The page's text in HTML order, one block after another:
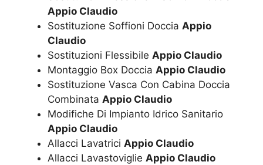
Appio Claudio
Sostituzione Soffioni Doccia Appio
Claudio
Sostituzioni Flessibile Appio Claudio
Montaggio Box Doccia Appio Claudio
Sostituzione Vasca Con Cabina Doccia
Combinata Appio Claudio
Modifiche Di Impianto Idrico Sanitario
Appio Claudio
Allacci Lavatrici Appio Claudio
Allacci Lavastoviglie Appio Claudio